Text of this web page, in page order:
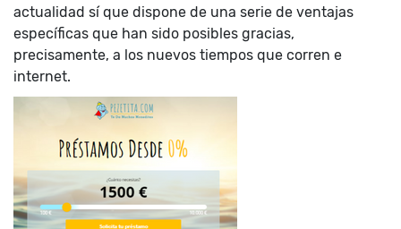
actualidad sí que dispone de una serie de ventajas
específicas que han sido posibles gracias,
precisamente, a los nuevos tiempos que corren e
internet.